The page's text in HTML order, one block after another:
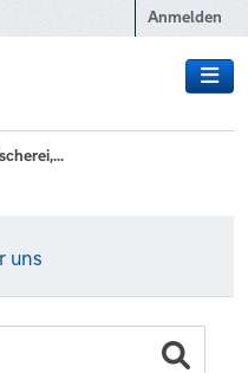
Anmelden
uns